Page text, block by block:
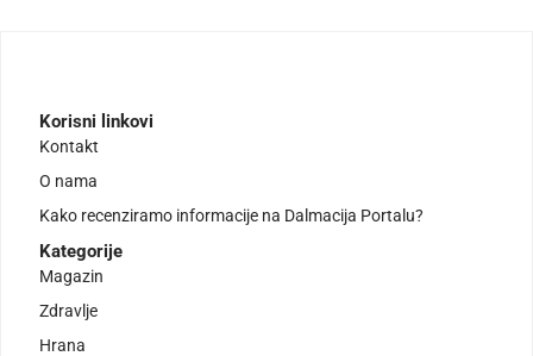
Korisni linkovi
Kontakt
O nama
Kako recenziramo informacije na Dalmacija Portalu?
Kategorije
Magazin
Zdravlje
Hrana